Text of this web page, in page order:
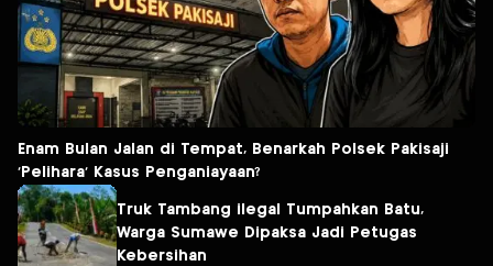
Enam Bulan Jalan di Tempat, Benarkah Polsek Pakisaji
‘Pelihara’ Kasus Penganiayaan?
Truk Tambang ilegal Tumpahkan Batu,
Warga Sumawe Dipaksa Jadi Petugas
Kebersihan